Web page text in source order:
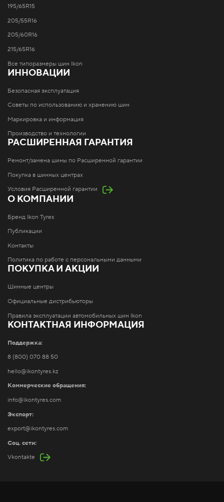
195/65R15
205/55R16
205/60R16
215/65R16
Все типоразмеры шин Ikon
ИННОВАЦИИ
Безопасная эксплуатация
Советы по использованию и хранению шин
Маркировка и информация
Производство и технологии
РАСШИРЕННАЯ ГАРАНТИЯ
Ремонт/замена шины по Расширенной гарантии
Покупка в шинных центрах
Условия Расширенной гарантии
О КОМПАНИИ
Бренд Ikon Tyres
Публикации
Контакты
Политика по работе с персональными данными
ПОКУПКА И АКЦИИ
Шинные центры
Официальные дистрибьюторы
Правила эксплуатации автомобильных шин Ikon
КОНТАКТНАЯ ИНФОРМАЦИЯ
Поддержка:
8 (800) 070 88 50
hello@ikontyres.kz
Коммерческие обращения:
info@ikontyres.com
Экспорт:
export@ikontyres.com
Соц. сети:
Vkontakte